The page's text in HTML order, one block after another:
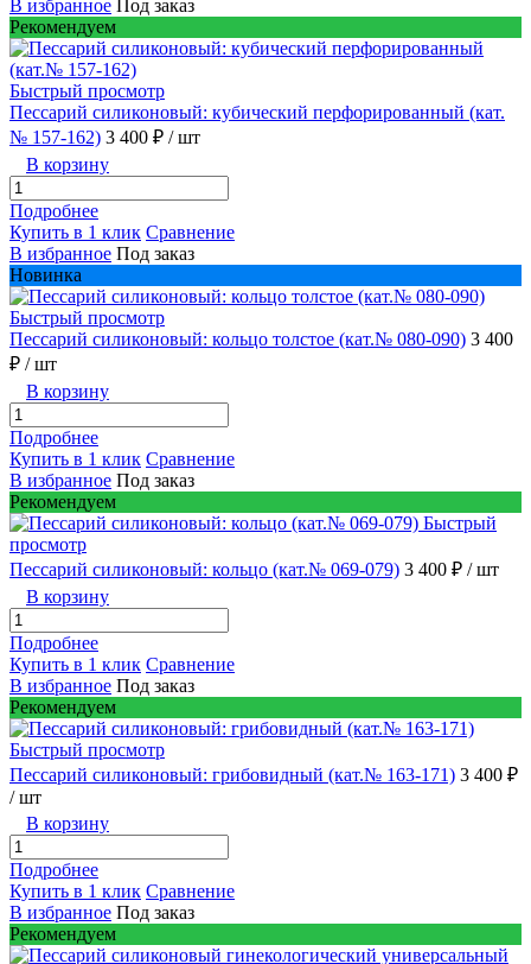
В избранное
Под заказ
Рекомендуем
Быстрый просмотр
Пессарий силиконовый: кубический перфорированный (кат.
№ 157-162) 3 400 ₽ / шт
В корзину
Подробнее
Купить в 1 клик Сравнение
В избранное Под заказ
Новинка
Быстрый просмотр
Пессарий силиконовый: кольцо толстое (кат.№ 080-090) 3 400
₽ / шт
В корзину
Подробнее
Купить в 1 клик Сравнение
В избранное Под заказ
Рекомендуем
Быстрый
просмотр
Пессарий силиконовый: кольцо (кат.№ 069-079) 3 400 ₽ / шт
В корзину
Подробнее
Купить в 1 клик Сравнение
В избранное Под заказ
Рекомендуем
Быстрый просмотр
Пессарий силиконовый: грибовидный (кат.№ 163-171) 3 400 ₽
/ шт
В корзину
Подробнее
Купить в 1 клик Сравнение
В избранное Под заказ
Рекомендуем